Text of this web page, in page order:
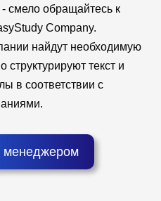
смело обращайтесь к
Company.
найдут необходимую
текст и
в соответствии с
менеджером